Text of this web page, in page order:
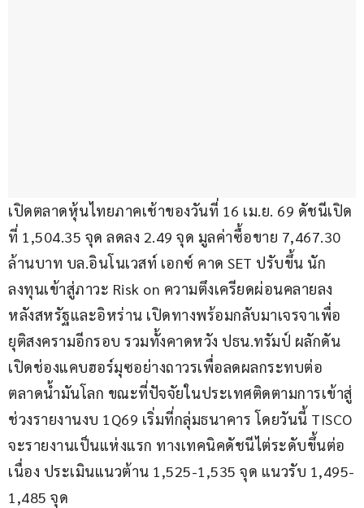
เปิดตลาดหุ้นไทยภาคเช้าของวันที่ 16 เม.ย. 69 ดัชนีเปิด
ที่ 1,504.35 จุด ลดลง 2.49 จุด มูลค่าซื้อขาย 7,467.30
ล้านบาท บล.อินโนเวสท์ เอกซ์ คาด SET ปรับขึ้น นัก
ลงทุนเข้าสู่ภาวะ Risk on ความตึงเครียดผ่อนคลายลง
หลังสหรัฐและอิหร่าน เปิดทางพร้อมกลับมาเจรจาเพื่อ
ยุติสงครามอีกรอบ รวมทั้งคาดหวัง ปธน.ทรัมป์ ผลักดัน
เปิดช่องแคบฮอร์มุซอย่างถาวรเพื่อลดผลกระทบต่อ
ตลาดน้ำมันโลก ขณะที่ปัจจัยในประเทศติดตามการเข้าสู่
ช่วงรายงานงบ 1Q69 เริ่มที่กลุ่มธนาคาร โดยวันนี้ TISCO
จะรายงานเป็นแห่งแรก ทางเทคนิคดัชนีไต่ระดับขึ้นต่อ
เนื่อง ประเมินแนวต้าน 1,525-1,535 จุด แนวรับ 1,495-
1,485 จุด